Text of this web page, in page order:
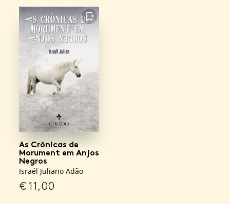
FAVORITO
As Crônicas de
Morument em Anjos
Negros
Israél Juliano Adão
€11,00